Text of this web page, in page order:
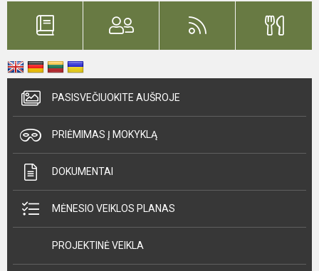
PASISVEČIUOKITE AUŠROJE
PRIĖMIMAS Į MOKYKLĄ
DOKUMENTAI
MĖNESIO VEIKLOS PLANAS
PROJEKTINĖ VEIKLA